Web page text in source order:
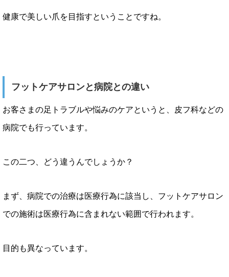
健康で美しい爪を目指すということですね。
フットケアサロンと病院との違い
お客さまの足トラブルや悩みのケアというと、皮フ科などの
病院でも行っています。
この二つ、どう違うんでしょうか？
まず、病院での治療は医療行為に該当し、フットケアサロン
での施術は医療行為に含まれない範囲で行われます。
目的も異なっています。